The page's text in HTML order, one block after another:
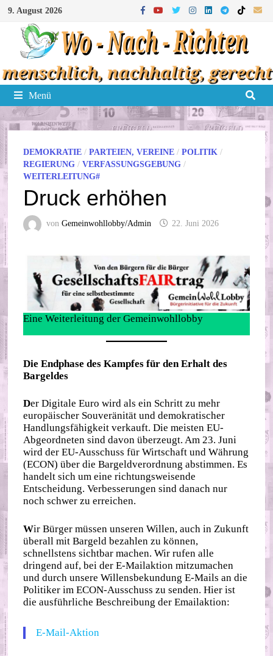
Zum
Inhalt
springen
9. August 2026
Menü
DEMOKRATIE /PARTEIEN, VEREINE /POLITIK /
REGIERUNG /VERFASSUNGSGEBUNG /
WEITERLEITUNG#
Druck erhöhen
vonGemeinwohllobby/Admin 22. Juni 2026
Eine Weiterleitung der Gemeinwohllobby
Die Endphase des Kampfes für den Erhalt des
Bargeldes
Der Digitale Euro wird als ein Schritt zu mehr
europäischer Souveränität und demokratischer
Handlungsfähigkeit verkauft. Die meisten EU-
Abgeordneten sind davon überzeugt. Am 23. Juni
wird der EU-Ausschuss für Wirtschaft und Währung
(ECON) über die Bargeldverordnung abstimmen. Es
handelt sich um eine richtungsweisende
Entscheidung. Verbesserungen sind danach nur
noch schwer zu erreichen.
Wir Bürger müssen unseren Willen, auch in Zukunft
überall mit Bargeld bezahlen zu können,
schnellstens sichtbar machen. Wir rufen alle
dringend auf, bei der E-Mailaktion mitzumachen
und durch unsere Willensbekundung E-Mails an die
Politiker im ECON-Ausschuss zu senden. Hier ist
die ausführliche Beschreibung der Emailaktion:
E-Mail-Aktion